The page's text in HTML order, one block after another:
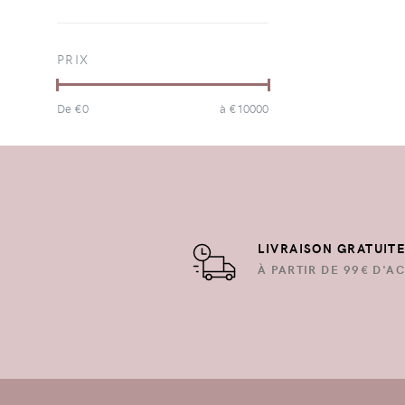
PRIX
De €0 à €10000
LIVRAISON
À PARTIR DE 99€